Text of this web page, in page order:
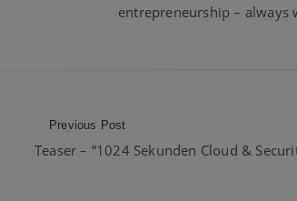
entrepreneurship – always
Post
navigation
Previous Post
Teaser – “1024 Sekunden Cloud &